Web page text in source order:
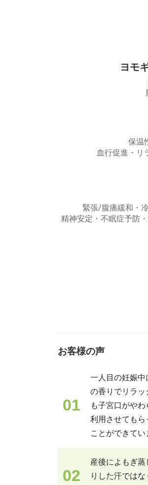
お客様の声
01
一人目の妊娠
の香りでリラッ
も子宮口がや
利用させてもら
ことができてい
02
産後によもぎ
りした汗では